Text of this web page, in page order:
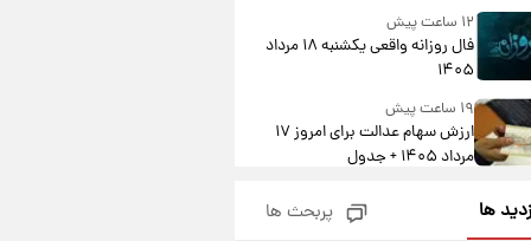
۱۲ ساعت پیش
فال روزانه واقعی یکشنبه ۱۸ مرداد
۱۴۰۵
۱۹ ساعت پیش
ارزش سهام عدالت برای امروز ۱۷
مرداد ۱۴۰۵ + جدول
لیونل مسی عزادار شد! + جزئیات ها پربحث ها